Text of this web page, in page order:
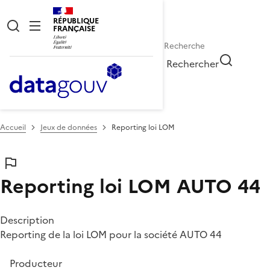
RÉPUBLIQUE
FRANÇAISE
Rechercher
Accueil Jeux de données Reporting loi LOM
Reporting loi LOM AUTO 44
Description
Reporting de la loi LOM pour la société AUTO 44
Producteur